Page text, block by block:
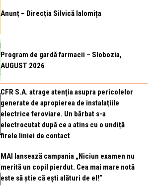
Anunț – Direcția Silvică Ialomița
Program de gardă farmacii – Slobozia,
AUGUST 2026
CFR S.A. atrage atenția asupra pericolelor
generate de apropierea de instalațiile
electrice feroviare. Un bărbat s-a
electrocutat după ce a atins cu o undiță
firele liniei de contact
MAI lansează campania „Niciun examen nu
merită un copil pierdut. Cea mai mare notă
este să știe că ești alături de el!”